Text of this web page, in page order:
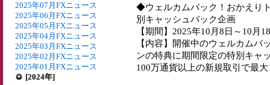
2025年07月FXニュース
2025年06月FXニュース
2025年05月FXニュース
2025年04月FXニュース
2025年03月FXニュース
2025年02月FXニュース
2025年01月FXニュース
[2024年]
◆ウェルカムバック！おかえり
別キャッシュバック企画
【期間】2025年10月8日～10月
【内容】開催中のウェルカム
ンの特典に期間限定の特別キャ
100万通貨以上の新規取引で最